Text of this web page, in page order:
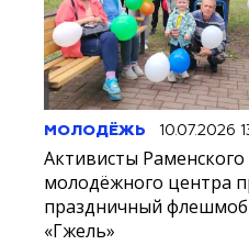
МОЛОДЁЖЬ 10.07.2026
Активисты Раменского
молодёжного центра
праздничный
«Гжель»